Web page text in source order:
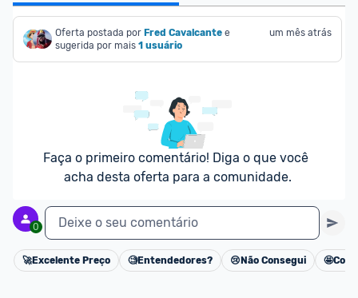
Oferta postada por Fred Cavalcante e
sugerida por mais 1 usuário
um mês atrás
Faça o primeiro comentário! Diga o que você
acha desta oferta para a comunidade.
0 Deixe o seu comentário
Cancelar
🚀Excelente Preço 🧐Entendedores? 😢 Não Consegui 🤩